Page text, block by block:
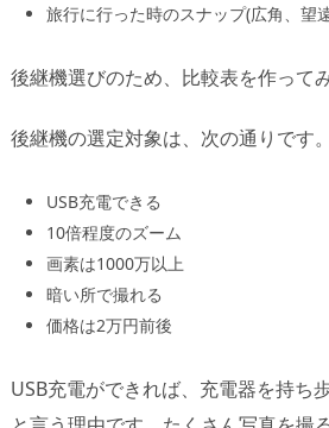
旅行に行った時のスナップ(広角、望
後継機選びのため、比較表を作って
後継機の選定対象は、次の通りです。
USB充電できる
10倍程度のズーム
画素は1000万以上
暗い所で撮れる
価格は2万円前後
USB充電ができれば、充電器を持ち